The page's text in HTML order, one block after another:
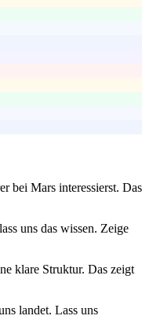
bei Mars interessierst. Das
uns das wissen. Zeige
klare Struktur. Das zeigt
landet. Lass uns